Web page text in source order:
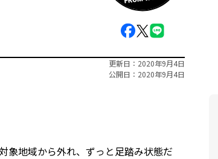
更新日
2020年9月4日
公開日
2020年9月4日
象地域から外れ、ずっと足踏み状態だ